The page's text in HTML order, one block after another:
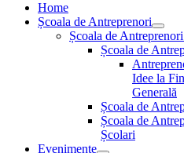
Home
Școala de Antreprenori
Școala de
Școala de
Idee la
Generală
Școala de
Școala de
Școlari
Evenimente